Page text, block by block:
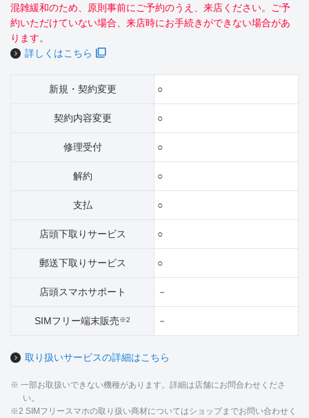
混雑緩和のため、原則事前にご予約のうえ、来店ください。ご予
約いただけていない場合、来店時にお手続きができない場合があ
ります。
詳しくはこちら
新規・契約変更 ○
契約内容変更 ○
修理受付 ○
解約 ○
支払 ○
店頭下取りサービス ○
郵送下取りサービス ○
店頭スマホサポート －
SIMフリー端末販売※2 －
取り扱いサービスの詳細はこちら
※ 一部お取扱いできない機種があります。詳細は店舗にお問合わせくださ
い。
※2 SIMフリースマホの取り扱い商材についてはショップまでお問い合わせく